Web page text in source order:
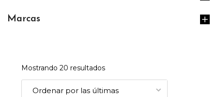
Marcas
Mostrando 20 resultados